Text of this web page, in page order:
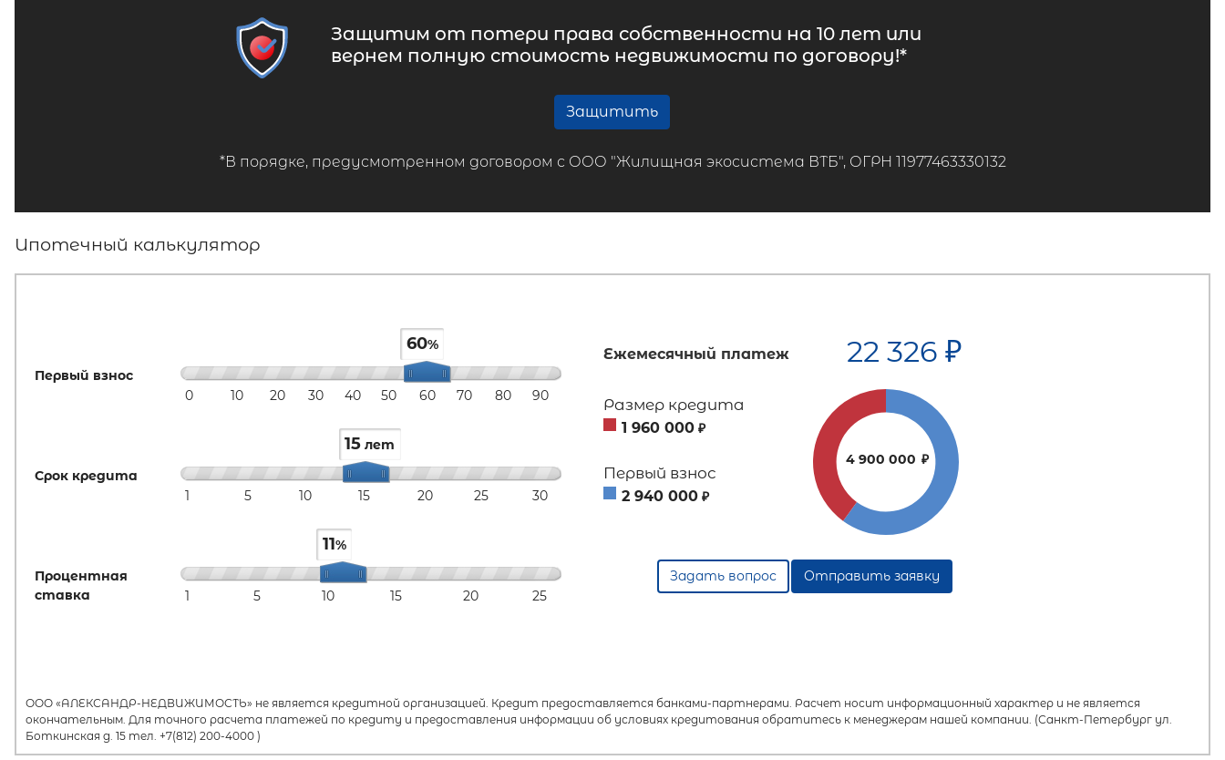
Защитим от потери права собственности на 10 лет или
вернем полную стоимость недвижимости по договору!*
Защитить
*В порядке, предусмотренном договором с ООО "Жилищная экосистема ВТБ", ОГРН 11977463330132
Ипотечный калькулятор
Первый взнос
60%
0 10 20 30 40 50 60 70 80 90
Срок кредита
15 лет
1 5 10 15 20 25 30
Процентная
ставка
11%
1 5 10 15 20 25
Ежемесячный платеж
Размер кредита
1 960 000 ₽
Первый взнос
2 940 000 ₽
22 326 ₽
4 900 000 ₽
Задать вопрос Отправить заявку
ООО «АЛЕКСАНДР-НЕДВИЖИМОСТЬ» не является кредитной организацией. Кредит предоставляется банками-партнерами. Расчет носит информационный характер и не является
окончательным. Для точного расчета платежей по кредиту и предоставления информации об условиях кредитования обратитесь к менеджерам нашей компании. (Санкт-Петербург ул.
Боткинская д. 15 тел. +7(812) 200-4000 )